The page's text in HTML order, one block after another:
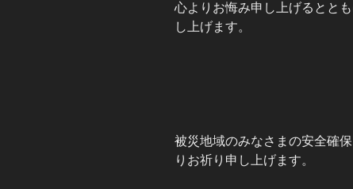
心よりお悔み申し上げるとと
し上げます。
被災地域のみなさまの安全確
りお祈り申し上げます。